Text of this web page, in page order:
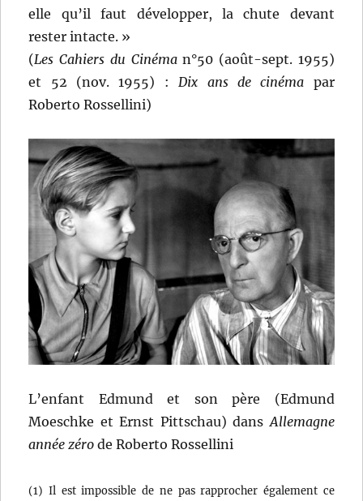
elle qu’il faut développer, la chute devant
rester intacte. »
(Les Cahiers du Cinéman°50 (août-sept. 1955)
et 52 (nov. 1955) : Dix ans de cinéma par
Roberto Rossellini)
L’enfant Edmund et son père (Edmund
Moeschke et Ernst Pittschau) dans Allemagne
année zéro de Roberto Rossellini
(1) Il est impossible de ne pas rapprocher également ce